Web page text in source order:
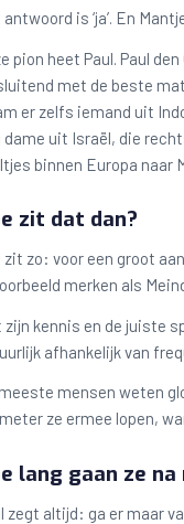
antwoord is ‘ja’. En
pion heet Paul. Paul
met de beste
er zelfs iemand uit
dame uit Israël, die
binnen Europa naar
zit dat dan?
zit zo: voor een groot
merken als
zijn kennis en de juiste
afhankelijk van
mensen weten
ze ermee lopen,
lang gaan ze
zegt altijd: ga er maar